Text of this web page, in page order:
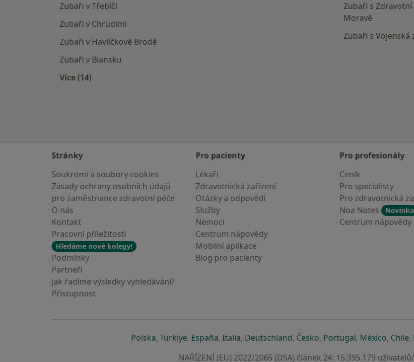
Zubaři v Třebíči
Zubaři v Chrudimi
Zubaři v Havlíčkově Brodě
Zubaři v Blansku
Více (14)
Zubaři s
Moravě
Zubaři s Vojenská
Stránky
Soukromí a soubory cookies
Zásady ochrany osobních údajů
pro zaměstnance zdravotní péče
O nás
Kontakt
Pracovní příležitosti
Hledáme nové kolegy!
Podmínky
Partneři
Jak řadíme výsledky vyhledávání?
Přístupnost
Pro pacienty
Lékaři
Zdravotnická zařízení
Otázky a odpovědi
Služby
Nemoci
Centrum nápovědy
Mobilní aplikace
Blog pro pacienty
Pro profesionály
Ceník
Pro specialisty
Pro zdravotnická
Noa Notes
Novinka
Centrum nápovědy
Polskase otevře v nové záložce
, Türkiyese otevře v nové záložce
, Españase otevře v nové záložce
, Italiase otevře v nové záložce
, Deutschlandse otevře v nové záložce
, Českose otevře v nové záložce
, Portugalse otevře v
, Méxicose
, Chile,
NAŘÍZENÍ (EU) 2022/2065 (DSA) článek 24: 15.395.179